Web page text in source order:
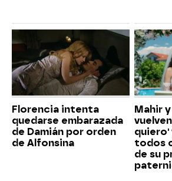
Florencia intenta
quedarse embarazada
de Damián por orden
de Alfonsina
Mahir
quiero'
todos
de su